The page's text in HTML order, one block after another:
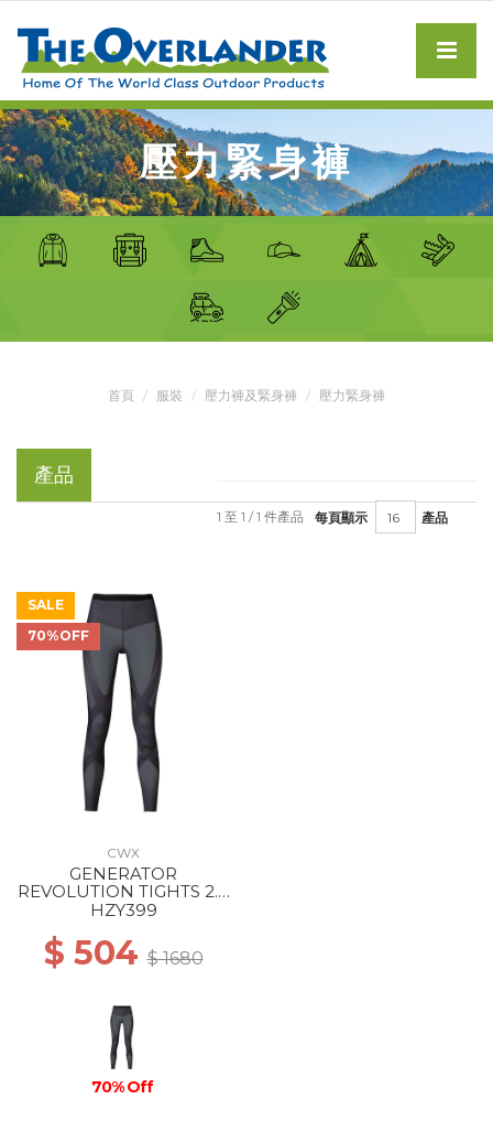
壓力緊身褲
首頁 服裝 壓力褲及緊身褲 壓力緊身褲
產品
每頁顯示 產品
1 至 1 / 1 件產品
SALE
70%OFF
CWX
GENERATOR
REVOLUTION TIGHTS 2.0
WS GY
HZY399
$ 504$ 1680
70% Off